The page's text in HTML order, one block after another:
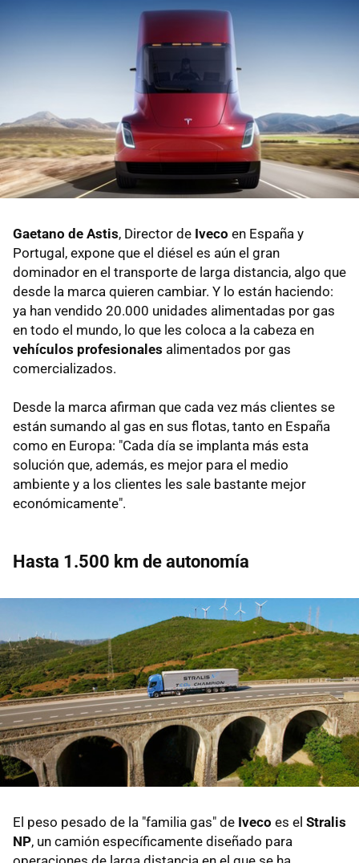
Gaetano de Astis, Director de Iveco en España y
Portugal, expone que el diésel es aún el gran
dominador en el transporte de larga distancia, algo que
desde la marca quieren cambiar. Y lo están haciendo:
ya han vendido 20.000 unidades alimentadas por gas
en todo el mundo, lo que les coloca a la cabeza en
vehículos profesionales alimentados por gas
comercializados.
Desde la marca afirman que cada vez más clientes se
están sumando al gas en sus flotas, tanto en España
como en Europa: "Cada día se implanta más esta
solución que, además, es mejor para el medio
ambiente y a los clientes les sale bastante mejor
económicamente".
Hasta 1.500 km de autonomía
El peso pesado de la "familia gas" de Iveco es el Stralis
NP, un camión específicamente diseñado para